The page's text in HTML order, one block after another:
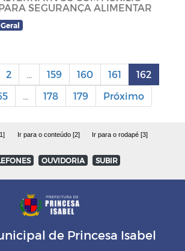
SEGURANÇA ALIMENTAR
Geral
2 ... 159 160 161
162
... 178 179 Próximo
Ir para o conteúdo [2] Ir para o rodapé [3]
OUVIDORIA SUBIR
de Princesa Isabel